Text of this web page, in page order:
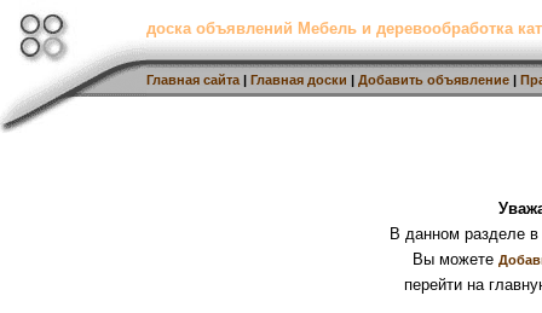
доска объявлений Мебель и деревообработка
Главная сайта | Главная доски | Добавить объявление |
В данном разделе
Вы можете
перейти на